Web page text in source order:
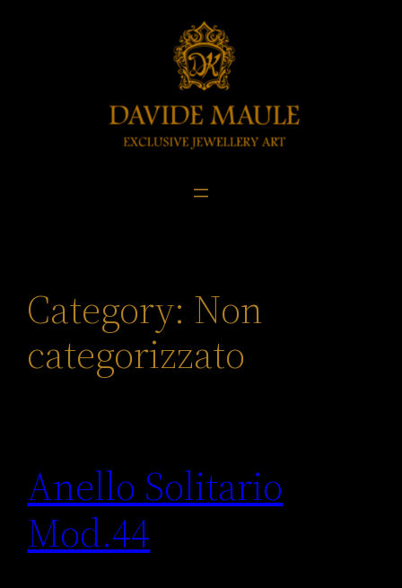
Category: Non
categorizzato
Anello Solitario
Mod.44